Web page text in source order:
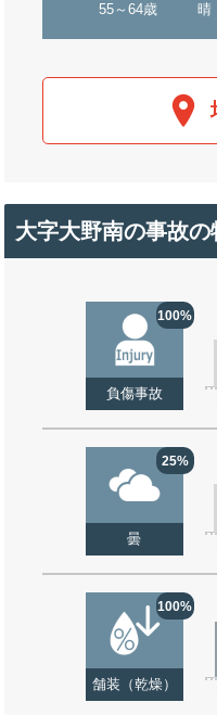
55～64歳 晴
大字大野南の事故の
100%
負傷事故
25%
曇
100%
舗装（乾燥）